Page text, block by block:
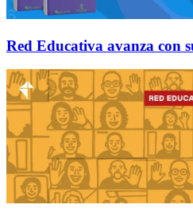
Red Educativa avanza con